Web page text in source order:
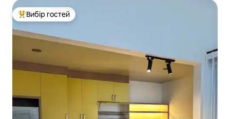
Топ вибір гостей
Вибір гостей